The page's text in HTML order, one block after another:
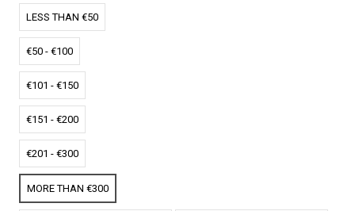
CO2-Credits
€256,52
LESS THAN €50
€50 - €100
€101 - €150
€151 - €200
€201 - €300
MORE THAN €300